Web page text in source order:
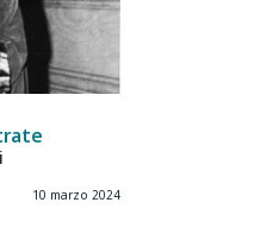
10 marzo 2024